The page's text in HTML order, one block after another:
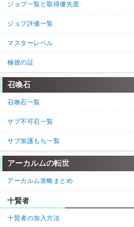
ジョブ一覧と取得優先度
ジョブ評価一覧
マスターレベル
極致の証
召喚石
召喚石一覧
サプ不可石一覧
サブ加護もち一覧
アーカルムの転世
アーカルム攻略まとめ
十賢者
十賢者の加入方法